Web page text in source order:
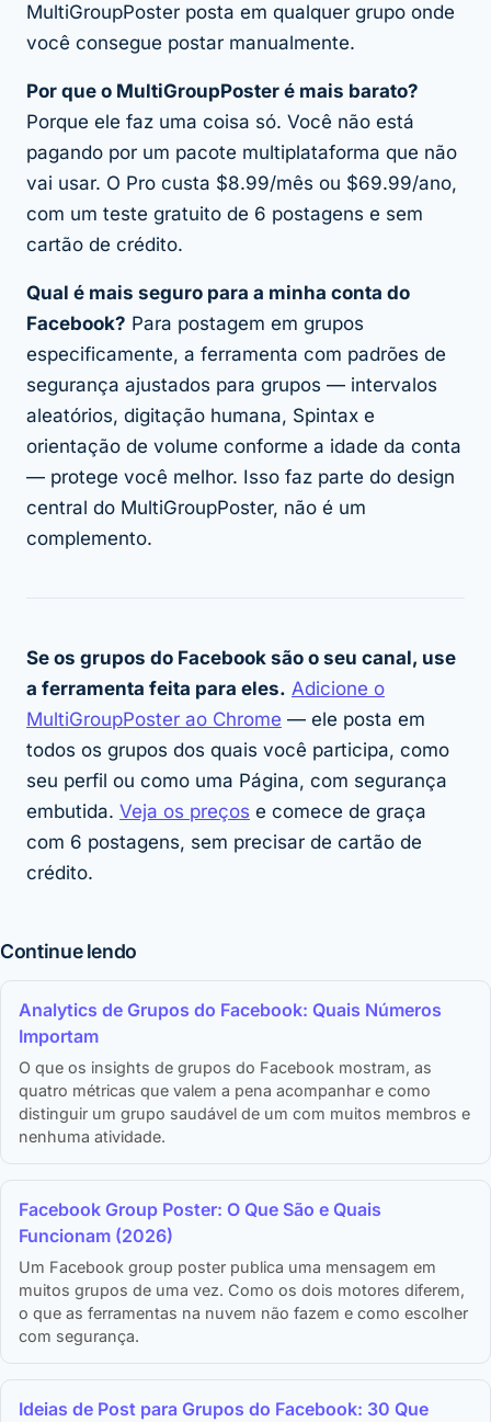
MultiGroupPoster posta em qualquer grupo onde
você consegue postar manualmente.
Por que o MultiGroupPoster é mais barato?
Porque ele faz uma coisa só. Você não está
pagando por um pacote multiplataforma que não
vai usar. O Pro custa $8.99/mês ou $69.99/ano,
com um teste gratuito de 6 postagens e sem
cartão de crédito.
Qual é mais seguro para a minha conta do
Facebook? Para postagem em grupos
especificamente, a ferramenta com padrões de
segurança ajustados para grupos — intervalos
aleatórios, digitação humana, Spintax e
orientação de volume conforme a idade da conta
— protege você melhor. Isso faz parte do design
central do MultiGroupPoster, não é um
complemento.
Se os grupos do Facebook são o seu canal, use
a ferramenta feita para eles. Adicione o
MultiGroupPoster ao Chrome — ele posta em
todos os grupos dos quais você participa, como
seu perfil ou como uma Página, com segurança
embutida. Veja os preços e comece de graça
com 6 postagens, sem precisar de cartão de
crédito.
Continue lendo
Analytics de Grupos do Facebook: Quais Números
Importam
O que os insights de grupos do Facebook mostram, as
quatro métricas que valem a pena acompanhar e como
distinguir um grupo saudável de um com muitos membros e
nenhuma atividade.
Facebook Group Poster: O Que São e Quais
Funcionam (2026)
Um Facebook group poster publica uma mensagem em
muitos grupos de uma vez. Como os dois motores diferem,
o que as ferramentas na nuvem não fazem e como escolher
com segurança.
Ideias de Post para Grupos do Facebook: 30 Que